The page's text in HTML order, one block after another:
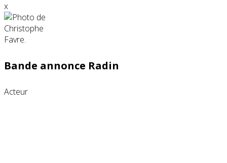
x
Bande annonce Radin
Acteur